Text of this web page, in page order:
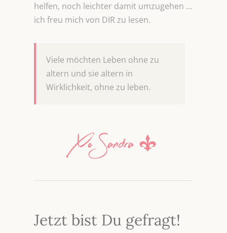
helfen, noch leichter damit umzugehen …
ich freu mich von DIR zu lesen.
Viele möchten Leben ohne zu
altern und sie altern in
Wirklichkeit, ohne zu leben.
Jetzt bist Du gefragt!